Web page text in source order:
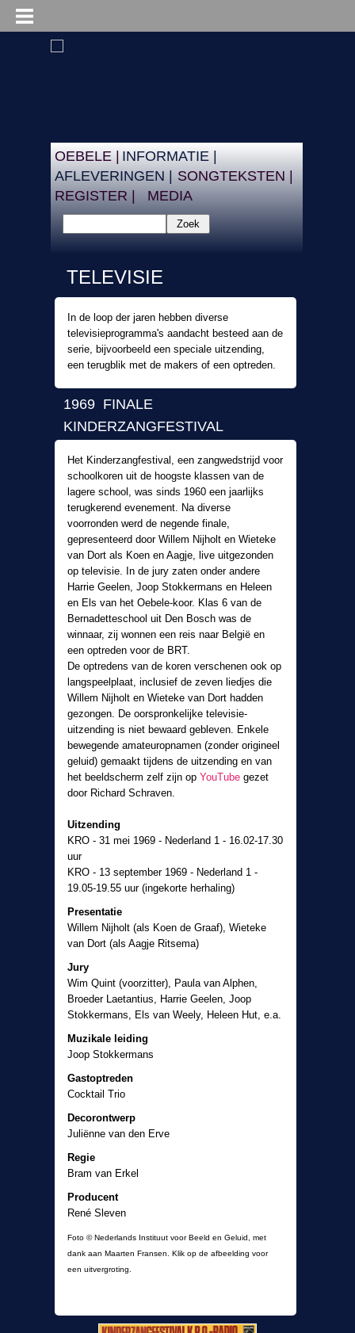
TELEVISIE
In de loop der jaren hebben diverse
televisieprogramma's aandacht besteed aan de
serie, bijvoorbeeld een speciale uitzending,
een terugblik met de makers of een optreden.
1969 FINALE
KINDERZANGFESTIVAL
Het Kinderzangfestival, een zangwedstrijd voor
schoolkoren uit de hoogste klassen van de
lagere school, was sinds 1960 een jaarlijks
terugkerend evenement. Na diverse
voorronden werd de negende finale,
gepresenteerd door Willem Nijholt en Wieteke
van Dort als Koen en Aagje, live uitgezonden
op televisie. In de jury zaten onder andere
Harrie Geelen, Joop Stokkermans en Heleen
en Els van het Oebele-koor. Klas 6 van de
Bernadetteschool uit Den Bosch was de
winnaar, zij wonnen een reis naar België en
een optreden voor de BRT.
De optredens van de koren verschenen ook op
langspeelplaat, inclusief de zeven liedjes die
Willem Nijholt en Wieteke van Dort hadden
gezongen. De oorspronkelijke televisie-
uitzending is niet bewaard gebleven. Enkele
bewegende amateuropnamen (zonder origineel
geluid) gemaakt tijdens de uitzending en van
het beeldscherm zelf zijn op YouTube gezet
door Richard Schraven.
Uitzending
KRO - 31 mei 1969 - Nederland 1 - 16.02-17.30
uur
KRO - 13 september 1969 - Nederland 1 -
19.05-19.55 uur (ingekorte herhaling)
Presentatie
Willem Nijholt (als Koen de Graaf), Wieteke
van Dort (als Aagje Ritsema)
Jury
Wim Quint (voorzitter), Paula van Alphen,
Broeder Laetantius, Harrie Geelen, Joop
Stokkermans, Els van Weely, Heleen Hut, e.a.
Muzikale leiding
Joop Stokkermans
Gastoptreden
Cocktail Trio
Decorontwerp
Juliënne van den Erve
Regie
Bram van Erkel
Producent
René Sleven
Foto © Nederlands Instituut voor Beeld en Geluid, met
dank aan Maarten Fransen. Klik op de afbeelding voor
een uitvergroting.
Zoek
REGISTER |
SONGTEKSTEN |
MEDIA
INFORMATIE |
AFLEVERINGEN |
OEBELE |